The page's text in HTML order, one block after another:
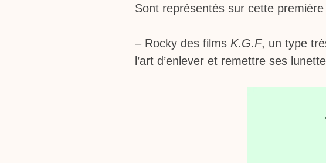
Sont représentés sur cette
– Rocky des films K.G.F, un type
l’art d’enlever et remettre ses